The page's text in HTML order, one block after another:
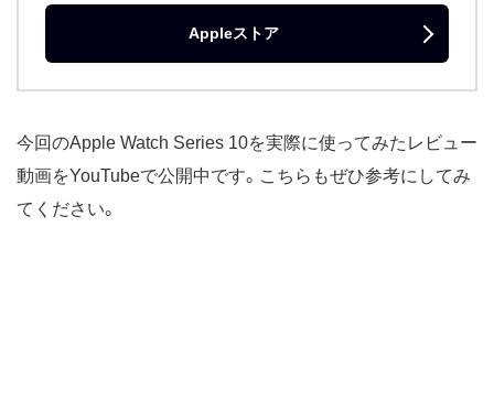
Appleストア
今回のApple Watch Series 10を実際に使ってみたレビュー
動画をYouTubeで公開中です。こちらもぜひ参考にしてみ
てください。